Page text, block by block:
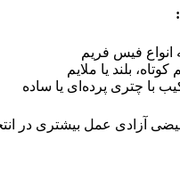
:
انواع فیس فریم
بلند یا ملایم
با چتری پرده‌ای یا ساده
آزادی عمل بیشتری در